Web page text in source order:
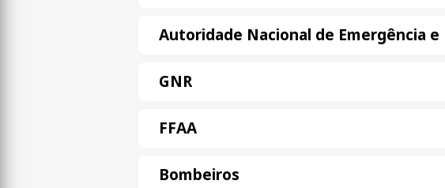
Autoridade Nacional de Emergência e
GNR
FFAA
Bombeiros